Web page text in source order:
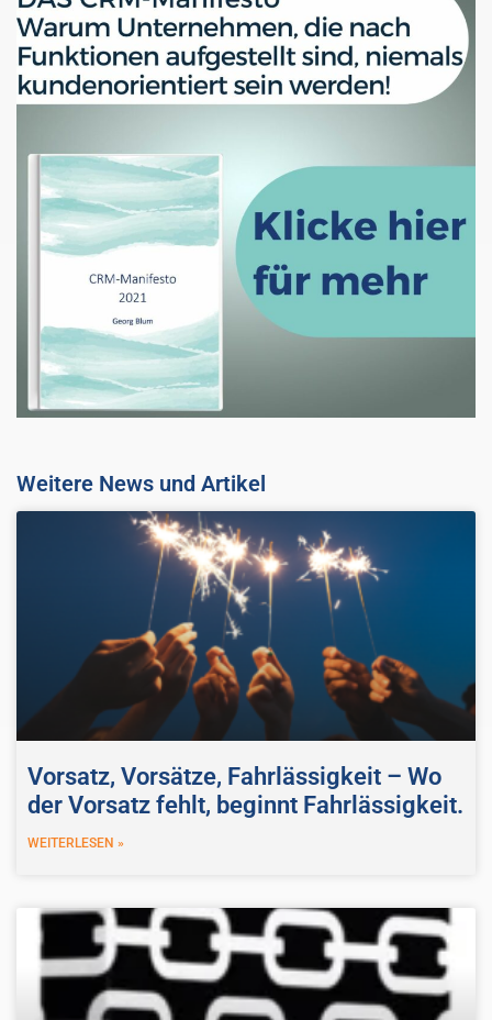
Weitere News und Artikel
Vorsatz, Vorsätze, Fahrlässigkeit – Wo
der Vorsatz fehlt, beginnt Fahrlässigkeit.
WEITERLESEN »